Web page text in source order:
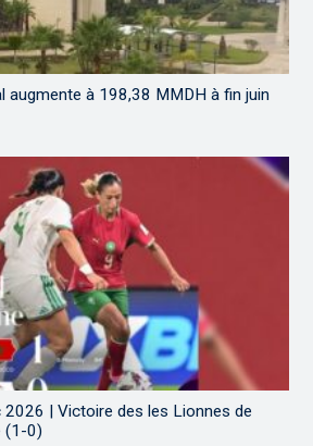
augmente à 198,38 MMDH à fin juin
| Victoire des les Lionnes de
(1-0)